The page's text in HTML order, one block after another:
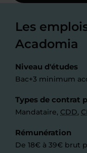
Les
Acadomia
Niveau d'études
Bac+3 minimum
Types de contrat
Mandataire, CDD,
Rémunération
De 18€ à 39€ brut